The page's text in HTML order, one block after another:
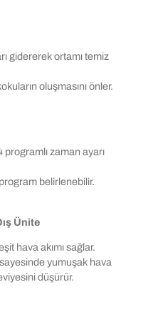
gidererek ortamı temiz
oluşmasını önler.
programlı zaman ayarı
belirlenebilir.
Ünite
hava akımı sağlar.
sayesinde yumuşak hava
düşürür.